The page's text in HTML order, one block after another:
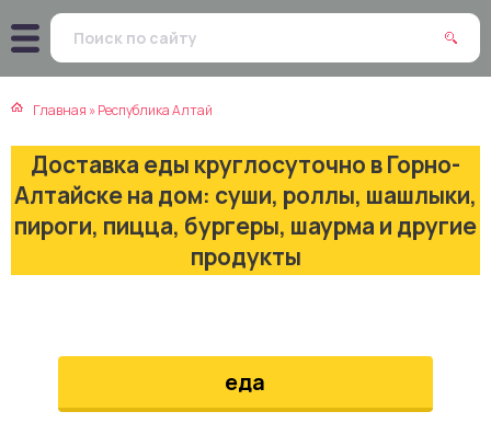
Главная »Республика Алтай
Доставка еды круглосуточно в Горно-
Алтайске на дом: суши, роллы, шашлыки,
пироги, пицца, бургеры, шаурма и другие
продукты
еда
кухня
кухня
кухня